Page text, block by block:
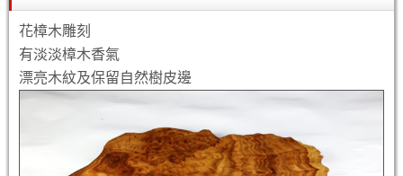
花樟木雕刻
有淡淡樟木香氣
漂亮木紋及保留自然樹皮邊